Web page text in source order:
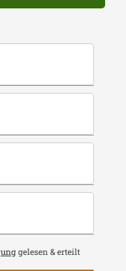
gelesen & erteilt